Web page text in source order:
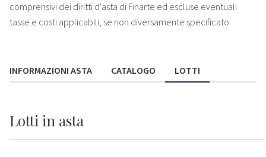
comprensivi dei diritti d'asta di Finarte ed escluse eventuali
tasse e costi applicabili, se non diversamente specificato.
INFORMAZIONI ASTA CATALOGO LOTTI
Lotti in asta